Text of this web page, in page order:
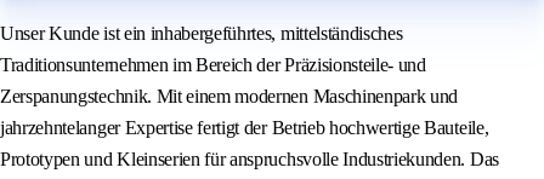
Unser Kunde ist ein inhabergeführtes, mittelständisches
Traditionsunternehmen im Bereich der Präzisionsteile- und
Zerspanungstechnik. Mit einem modernen Maschinenpark und
jahrzehntelanger Expertise fertigt der Betrieb hochwertige Bauteile,
Prototypen und Kleinserien für anspruchsvolle Industriekunden. Das